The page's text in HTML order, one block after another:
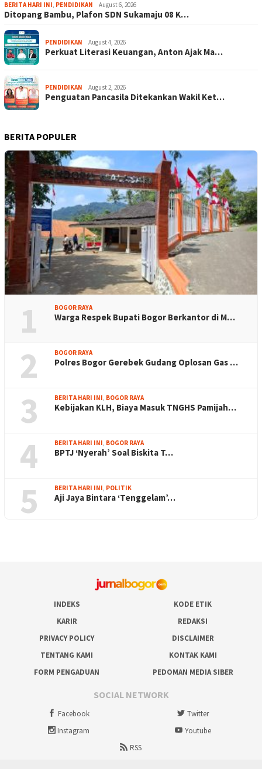
BERITA HARI INI, PENDIDIKAN August 6, 2026
Ditopang Bambu, Plafon SDN Sukamaju 08 K…
PENDIDIKAN August 4, 2026
Perkuat Literasi Keuangan, Anton Ajak Ma…
PENDIDIKAN August 2, 2026
Penguatan Pancasila Ditekankan Wakil Ket…
BERITA POPULER
1 BOGOR RAYA
Warga Respek Bupati Bogor Berkantor di M…
2 BOGOR RAYA
Polres Bogor Gerebek Gudang Oplosan Gas …
3 BERITA HARI INI, BOGOR RAYA
Kebijakan KLH, Biaya Masuk TNGHS Pamijah…
4 BERITA HARI INI, BOGOR RAYA
BPTJ ‘Nyerah’ Soal Biskita T…
5 BERITA HARI INI, POLITIK
Aji Jaya Bintara ‘Tenggelam’…
INDEKS
KODE ETIK
KARIR
REDAKSI
PRIVACY POLICY
DISCLAIMER
TENTANG KAMI
KONTAK KAMI
FORM PENGADUAN
PEDOMAN MEDIA SIBER
SOCIAL NETWORK
Facebook
Twitter
Instagram
Youtube
RSS